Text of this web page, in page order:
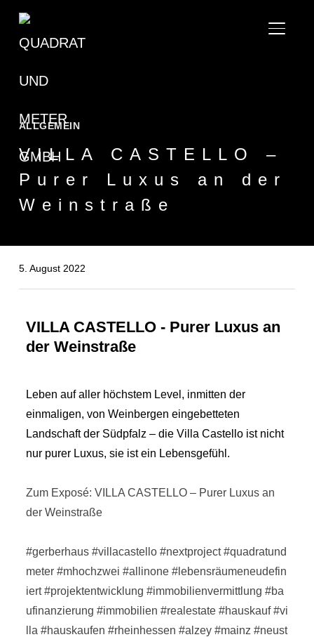
ALLGEMEIN
VILLA CASTELLO –
Purer Luxus an der
Weinstraße
5. August 2022
VILLA CASTELLO - Purer Luxus an
der Weinstraße
Leben auf aller höchstem Level, inmitten der
einmaligen, von Weinbergen eingebetteten
Landschaft der Südpfalz – die Villa Castello ist nicht
nur purer Luxus, sie ist ein Lebensgefühl.
Zum Exposé: VILLA CASTELLO – Purer Luxus an
der Weinstraße
#gerberhaus #villacastello #nextproject #quadratund
meter #mhochzwei #allinone #lebensräumeneudefin
iert #projektentwicklung #immobilienvermittlung #ba
ufinanzierung #immobilien #realestate #hauskauf #vi
lla #hauskaufen #rheinhessen #alzey #mainz #neust